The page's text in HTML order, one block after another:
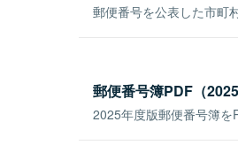
郵便番号を公表した市町
郵便番号簿PDF（2025
2025年度版郵便番号簿を